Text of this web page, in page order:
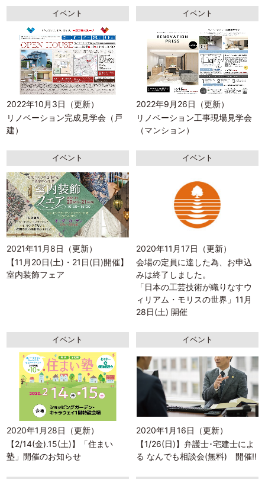
イベント
2022年10月3日（更新）
リノベーション完成見学会（戸
建）
イベント
2022年9月26日（更新）
リノベーション工事現場見学会
（マンション）
イベント
2021年11月8日（更新）
【11月20日(土)・21日(日)開催】
室内装飾フェア
イベント
2020年11月17日（更新）
会場の定員に達した為、お申込
みは終了しました。
「日本の工芸技術が織りなすウ
ィリアム・モリスの世界」11月
28日(土) 開催
イベント
2020年1月28日（更新）
【2/14(金).15(土)】「住まい
塾」開催のお知らせ
イベント
2020年1月16日（更新）
【1/26(日)】弁護士･宅建士によ
る なんでも相談会(無料) 開催!!